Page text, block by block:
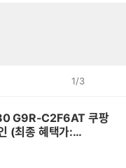
1/3
G9R-C2F6AT 쿠팡
(최종 혜택가:
진행